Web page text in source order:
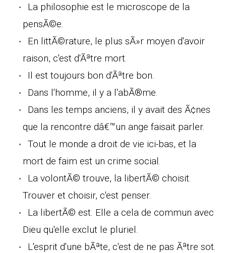
La philosophie est le microscope de la
pensÃ©e.
En littÃ©rature, le plus sÃ»r moyen d'avoir
raison, c'est d'Ãªtre mort.
Il est toujours bon d'Ãªtre bon.
Dans l'homme, il y a l'abÃ®me.
Dans les temps anciens, il y avait des Ã¢nes
que la rencontre dâ€™un ange faisait parler.
Tout le monde a droit de vie ici-bas, et la
mort de faim est un crime social.
La volontÃ© trouve, la libertÃ© choisit.
Trouver et choisir, c'est penser.
La libertÃ© est. Elle a cela de commun avec
Dieu qu'elle exclut le pluriel.
L'esprit d'une bÃªte, c'est de ne pas Ãªtre sot.